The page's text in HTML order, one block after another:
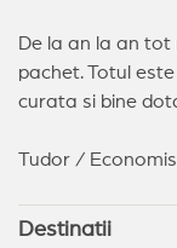
De la an la an tot
pachet. Totul
curata si bine
Tudor /
Destinatii